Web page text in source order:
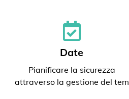
Date
Pianificare la sicurezza
attraverso la gestione del tem